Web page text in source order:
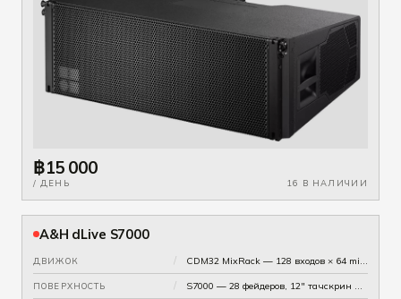
฿15 000
/ ДЕНЬ 16 В НАЛИЧИИ
A&H dLive S7000
ДВИЖОК / CDM32 MixRack — 128 входов × 64 mix-шины
ПОВЕРХНОСТЬ / S7000 — 28 фейдеров, 12" тачскрин + 2 мини-экрана